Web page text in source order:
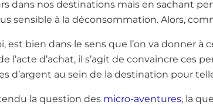
dans nos destinations mais en sachant
sensible à la déconsommation. Alors,
est bien dans le sens que l’on va donner à
l’acte d’achat, il s’agit de convaincre ces
d’argent au sein de la destination pour
la question des micro-aventures, la